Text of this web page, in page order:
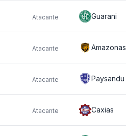
Atacante Guarani
Atacante Amazonas
Atacante Paysandu
Atacante Caxias